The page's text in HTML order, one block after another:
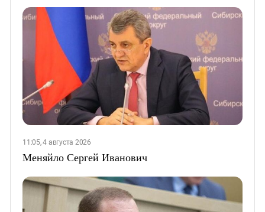
11:05, 4 августа 2026
Меняйло Сергей Иванович